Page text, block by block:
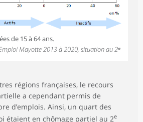
de 15 à 64 ans.
Mayotte 2013 à 2020, situation au 2ᵉ
régions françaises, le recours
a cependant permis de
d’emplois. Ainsi, un quart des
étaient en chômage partiel au 2e